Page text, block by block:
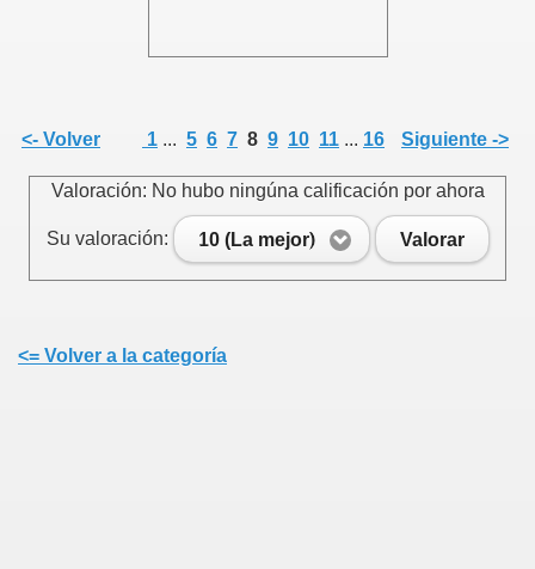
<- Volver 1 ... 5 6 7 8 9 10 11 ... 16 Siguiente ->
Valoración: No hubo ningúna calificación por ahora
Su valoración: 10 (La mejor) Valorar
<= Volver a la categoría